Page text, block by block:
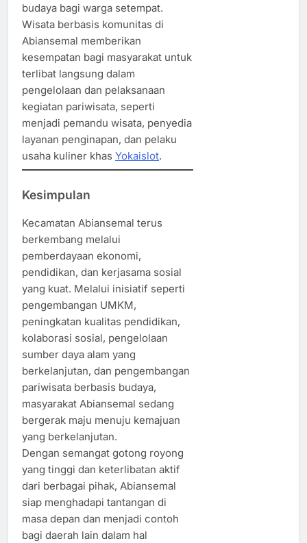
budaya bagi warga setempat.
Wisata berbasis komunitas di
Abiansemal memberikan
kesempatan bagi masyarakat untuk
terlibat langsung dalam
pengelolaan dan pelaksanaan
kegiatan pariwisata, seperti
menjadi pemandu wisata, penyedia
layanan penginapan, dan pelaku
usaha kuliner khas Yokaislot.
Kesimpulan
Kecamatan Abiansemal terus
berkembang melalui
pemberdayaan ekonomi,
pendidikan, dan kerjasama sosial
yang kuat. Melalui inisiatif seperti
pengembangan UMKM,
peningkatan kualitas pendidikan,
kolaborasi sosial, pengelolaan
sumber daya alam yang
berkelanjutan, dan pengembangan
pariwisata berbasis budaya,
masyarakat Abiansemal sedang
bergerak maju menuju kemajuan
yang berkelanjutan.
Dengan semangat gotong royong
yang tinggi dan keterlibatan aktif
dari berbagai pihak, Abiansemal
siap menghadapi tantangan di
masa depan dan menjadi contoh
bagi daerah lain dalam hal